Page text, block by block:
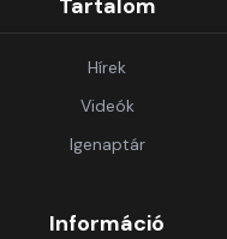
Tartalom
Hírek
Videók
Igenaptár
Információ